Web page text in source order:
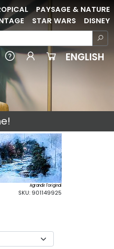
PAYSAGE & NATURE
STAR WARS DISNEY
ENGLISH
Agrandir l'original
SKU: 901149925